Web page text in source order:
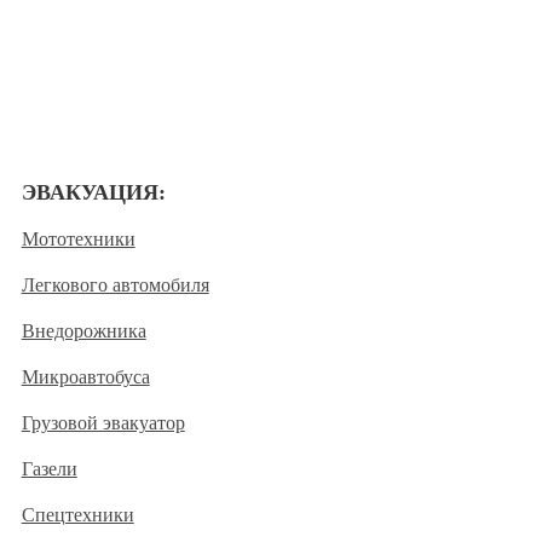
ЭВАКУАЦИЯ:
Мототехники
Легкового автомобиля
Внедорожника
Микроавтобуса
Грузовой эвакуатор
Газели
Спецтехники